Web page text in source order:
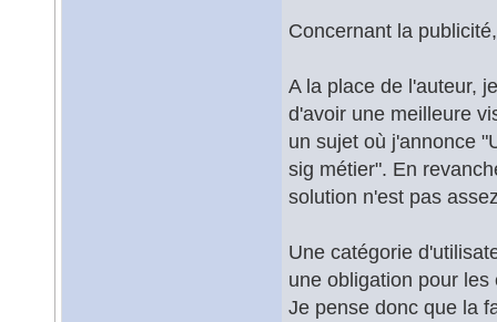
Concernant la publicité,
A la place de l'auteur,
d'avoir une meilleure
un sujet où j'annonce
sig métier". En
solution n'est pas
Une catégorie
une obligation pour
Je pense donc que la